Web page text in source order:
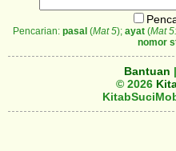
Pencarian: pasal (Mat 5); ayat(Mat
nomor
Bantuan |
© 2026